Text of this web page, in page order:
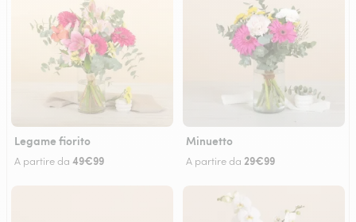
Legame fiorito
A partire da 49€99
Minuetto
A partire da 29€99